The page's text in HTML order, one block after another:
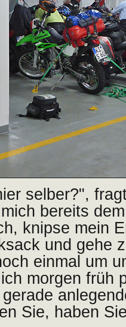
selber?",
bereits
knipse mein
und gehe
einmal um
morgen früh
Sie, haben